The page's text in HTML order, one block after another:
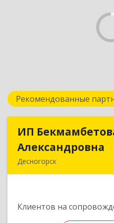
Рекомендованные
ИП
Александровна
Десногорск
Клиентов на
ИП